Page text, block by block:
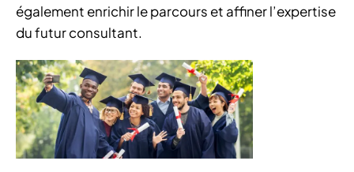
également enrichir le parcours et affiner l’expertise
du futur consultant.